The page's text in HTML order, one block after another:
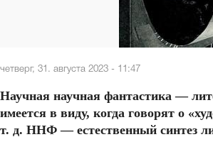
четверг, 31. августа 2023 - 11:47
Научная научная фантастика —
имеется в виду, когда говорят о
т. д. ННФ — естественный синтез